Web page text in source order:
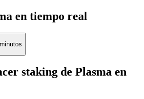
en tiempo real
staking de Plasma en